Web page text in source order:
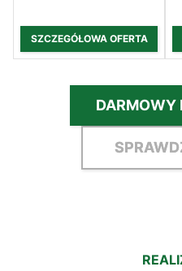
SZCZEGÓŁOWA OFERTA
DARMOWY